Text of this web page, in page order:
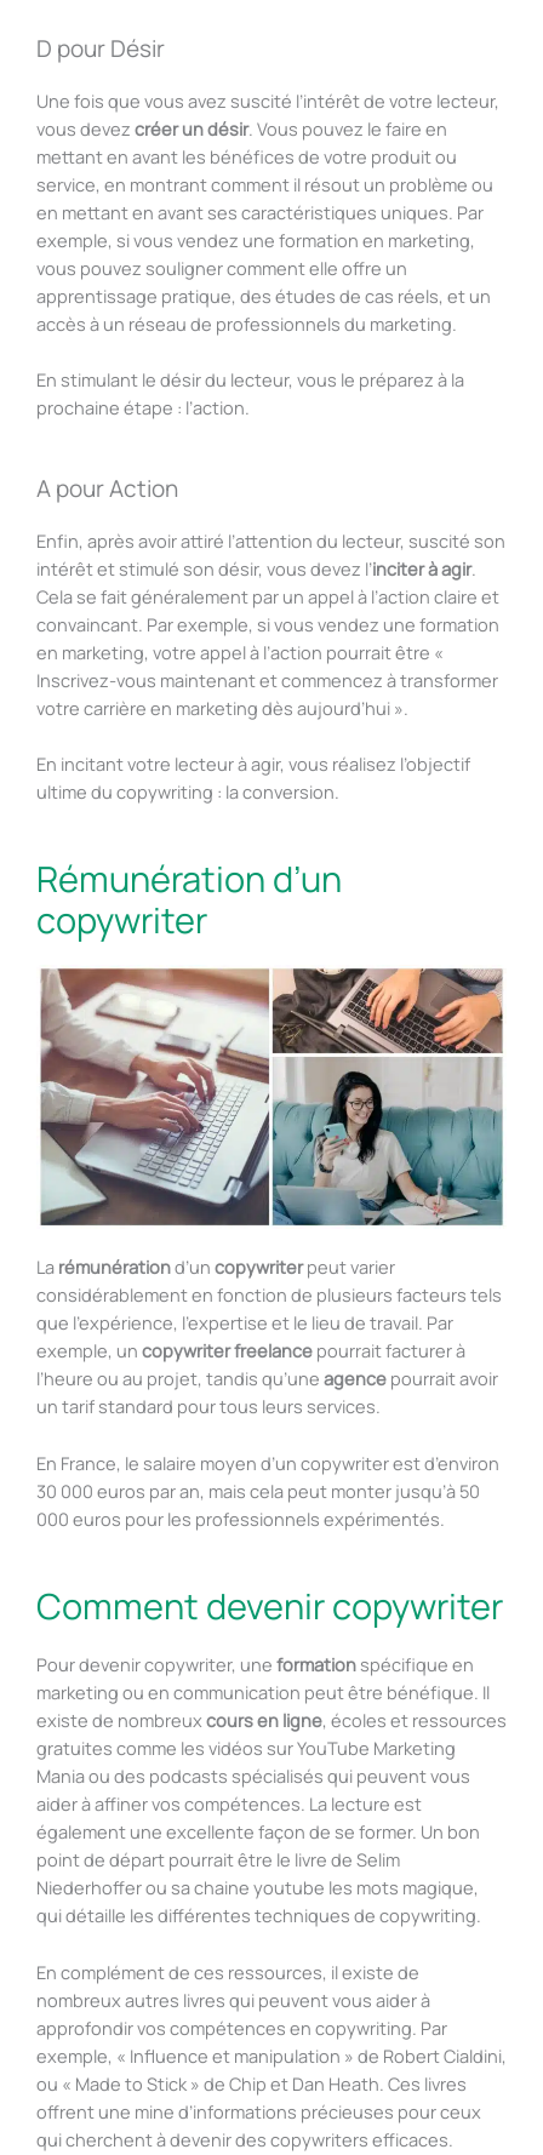
D pour Désir
Une fois que vous avez suscité l’intérêt de votre lecteur,
vous devez créer un désir. Vous pouvez le faire en
mettant en avant les bénéfices de votre produit ou
service, en montrant comment il résout un problème ou
en mettant en avant ses caractéristiques uniques. Par
exemple, si vous vendez une formation en marketing,
vous pouvez souligner comment elle offre un
apprentissage pratique, des études de cas réels, et un
accès à un réseau de professionnels du marketing.
En stimulant le désir du lecteur, vous le préparez à la
prochaine étape : l’action.
A pour Action
Enfin, après avoir attiré l’attention du lecteur, suscité son
intérêt et stimulé son désir, vous devez l’inciter à agir.
Cela se fait généralement par un appel à l’action claire et
convaincant. Par exemple, si vous vendez une formation
en marketing, votre appel à l’action pourrait être «
Inscrivez-vous maintenant et commencez à transformer
votre carrière en marketing dès aujourd’hui ».
En incitant votre lecteur à agir, vous réalisez l’objectif
ultime du copywriting : la conversion.
Rémunération d’un
copywriter
La rémunérationd’un copywriterpeut varier
considérablement en fonction de plusieurs facteurs tels
que l’expérience, l’expertise et le lieu de travail. Par
exemple, un copywriter freelance pourrait facturer à
l’heure ou au projet, tandis qu’une agence pourrait avoir
un tarif standard pour tous leurs services.
En France, le salaire moyen d’un copywriter est d’environ
30 000 euros par an, mais cela peut monter jusqu’à 50
000 euros pour les professionnels expérimentés.
Comment devenir copywriter
Pour devenir copywriter, une formationspécifique en
marketing ou en communication peut être bénéfique. Il
existe de nombreux cours en ligne, écoles et ressources
gratuites comme les vidéos sur YouTube Marketing
Mania ou des podcasts spécialisés qui peuvent vous
aider à affiner vos compétences. La lecture est
également une excellente façon de se former. Un bon
point de départ pourrait être le livre de Selim
Niederhoffer ou sa chaine youtube les mots magique,
qui détaille les différentes techniques de copywriting.
En complément de ces ressources, il existe de
nombreux autres livres qui peuvent vous aider à
approfondir vos compétences en copywriting. Par
exemple, « Influence et manipulation » de Robert Cialdini,
ou « Made to Stick » de Chip et Dan Heath. Ces livres
offrent une mine d’informations précieuses pour ceux
qui cherchent à devenir des copywriters efficaces.